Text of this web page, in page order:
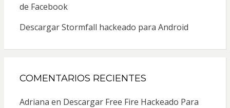
de Facebook
Descargar Stormfall hackeado para Android
COMENTARIOS RECIENTES
Adriana en Descargar Free Fire Hackeado Para